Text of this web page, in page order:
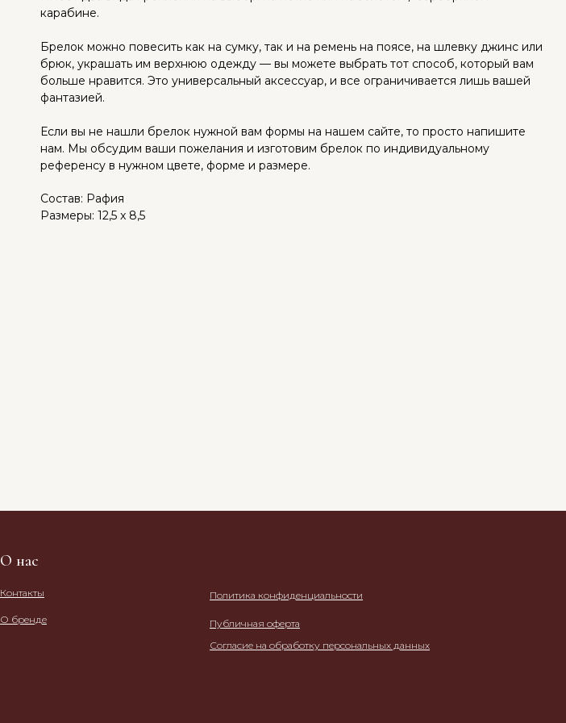
карабине.
Брелок можно повесить как на сумку, так и на ремень на поясе, на шлевку джинс или
брюк, украшать им верхнюю одежду — вы можете выбрать тот способ, который вам
больше нравится. Это универсальный аксессуар, и все ограничивается лишь вашей
фантазией.
Если вы не нашли брелок нужной вам формы на нашем сайте, то просто напишите
нам. Мы обсудим ваши пожелания и изготовим брелок по индивидуальному
референсу в нужном цвете, форме и размере.
Состав: Рафия
Размеры: 12,5 x 8,5
Политика конфиденциальности
Публичная оферта
О нас
Контакты
О бренде
Согласие на обработку персональных данных